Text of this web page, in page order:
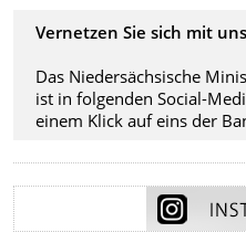
Vernetzen Sie sich mit
Das Niedersächsische
ist in folgenden Social-
einem Klick auf eins der